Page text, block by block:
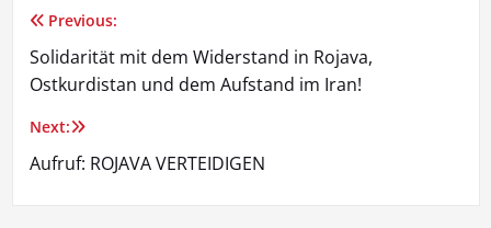
Beitragsnavigation
Previous:
Solidarität mit dem Widerstand in Rojava,
Ostkurdistan und dem Aufstand im Iran!
Next:
Aufruf: ROJAVA VERTEIDIGEN